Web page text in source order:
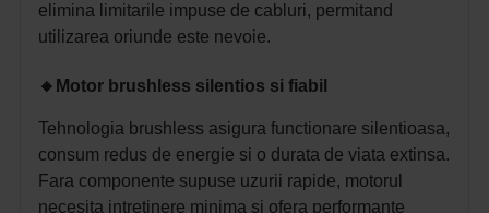
elimina limitarile impuse de cabluri, permitand
utilizarea oriunde este nevoie.
🔸 Motor brushless silentios si fiabil
Tehnologia brushless asigura functionare silentioasa,
consum redus de energie si o durata de viata extinsa.
Fara componente supuse uzurii rapide, motorul
necesita intretinere minima si ofera performante